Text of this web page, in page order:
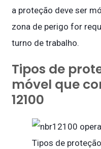
a proteção deve ser
zona de perigo for
turno de trabalho.
Tipos de
móvel que
12100
Tipos de